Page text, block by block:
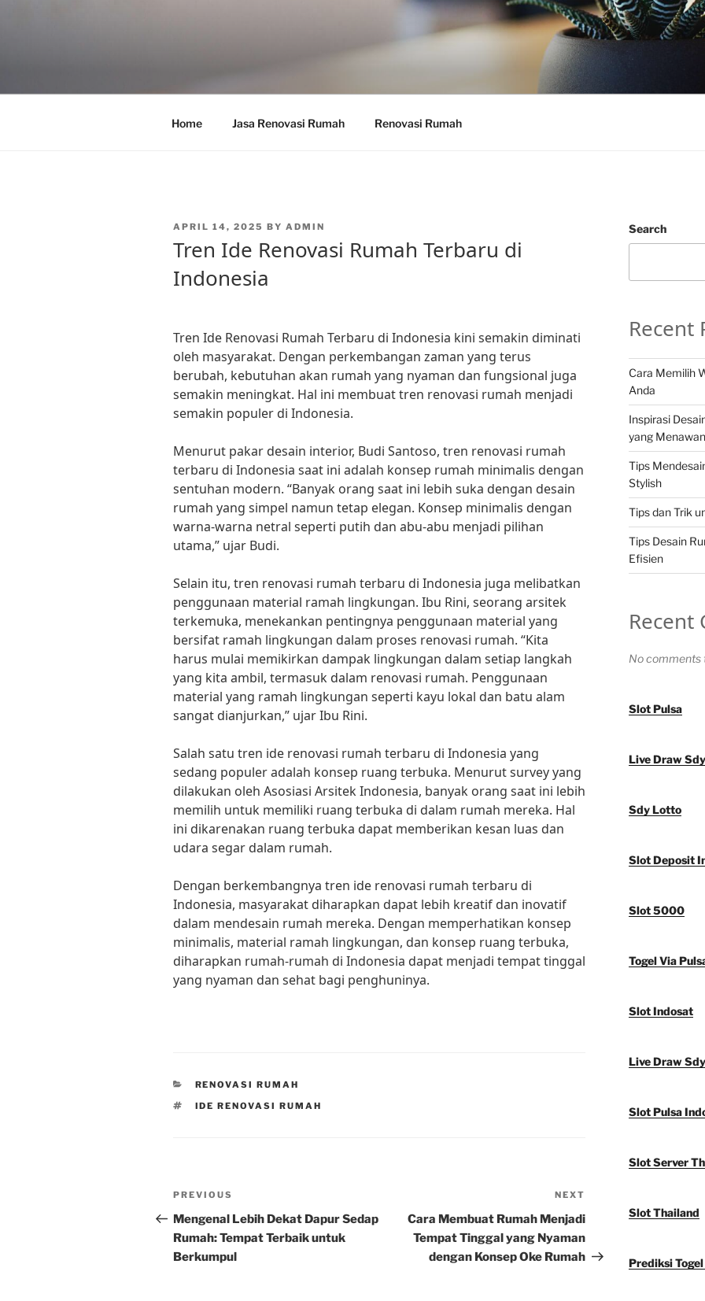
Home Jasa Renovasi Rumah Renovasi Rumah
POSTED
APRIL 14, 2025 BY ADMIN
Tren Ide Renovasi Rumah Terbaru di
Indonesia
Tren Ide Renovasi Rumah Terbaru di Indonesia kini semakin diminati
oleh masyarakat. Dengan perkembangan zaman yang terus
berubah, kebutuhan akan rumah yang nyaman dan fungsional juga
semakin meningkat. Hal ini membuat tren renovasi rumah menjadi
semakin populer di Indonesia.
Menurut pakar desain interior, Budi Santoso, tren renovasi rumah
terbaru di Indonesia saat ini adalah konsep rumah minimalis dengan
sentuhan modern. “Banyak orang saat ini lebih suka dengan desain
rumah yang simpel namun tetap elegan. Konsep minimalis dengan
warna-warna netral seperti putih dan abu-abu menjadi pilihan
utama,” ujar Budi.
Selain itu, tren renovasi rumah terbaru di Indonesia juga melibatkan
penggunaan material ramah lingkungan. Ibu Rini, seorang arsitek
terkemuka, menekankan pentingnya penggunaan material yang
bersifat ramah lingkungan dalam proses renovasi rumah. “Kita
harus mulai memikirkan dampak lingkungan dalam setiap langkah
yang kita ambil, termasuk dalam renovasi rumah. Penggunaan
material yang ramah lingkungan seperti kayu lokal dan batu alam
sangat dianjurkan,” ujar Ibu Rini.
Salah satu tren ide renovasi rumah terbaru di Indonesia yang
sedang populer adalah konsep ruang terbuka. Menurut survey yang
dilakukan oleh Asosiasi Arsitek Indonesia, banyak orang saat ini lebih
memilih untuk memiliki ruang terbuka di dalam rumah mereka. Hal
ini dikarenakan ruang terbuka dapat memberikan kesan luas dan
udara segar dalam rumah.
Dengan berkembangnya tren ide renovasi rumah terbaru di
Indonesia, masyarakat diharapkan dapat lebih kreatif dan inovatif
dalam mendesain rumah mereka. Dengan memperhatikan konsep
minimalis, material ramah lingkungan, dan konsep ruang terbuka,
diharapkan rumah-rumah di Indonesia dapat menjadi tempat tinggal
yang nyaman dan sehat bagi penghuninya.
CATEGORIES
RENOVASI RUMAH
TAGS
IDE RENOVASI RUMAH
Post
navigation
Previous
Post
PREVIOUS
Mengenal Lebih Dekat Dapur Sedap
Rumah: Tempat Terbaik untuk
Berkumpul
Post
NEXT
Cara Membuat Rumah Menjadi
Tempat Tinggal yang Nyaman
dengan Konsep Oke Rumah
Search
Recent
Cara Memilih
Anda
Inspirasi
yang Menawan
Tips
Stylish
Tips dan Trik
Tips Desain
Efisien
Recent
No comments
Slot Pulsa
Live Draw Sdy
Sdy Lotto
Slot Deposit
Slot 5000
Togel Via
Slot Indosat
Live Draw Sdy
Slot Pulsa
Slot Server
Slot Thailand
Prediksi